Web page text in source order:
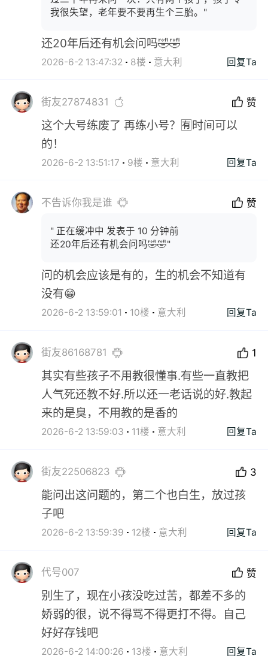
我很失望，老年要不要再生个三胎。"
还20年后还有机会问吗🤣🤣
2026-6-2 13:47:32 8楼 意大利 回复Ta
街友27874831 赞
这个大号练废了 再练小号？🈶时间可以
的！
2026-6-2 13:51:17 9楼 意大利 回复Ta
不告诉你我是谁 赞
" 正在缓冲中 发表于 10 分钟前
还20年后还有机会问吗🤣🤣"
问的机会应该是有的，生的机会不知道有
没有😁
2026-6-2 13:59:01 10楼 意大利 回复Ta
街友86168781 1
其实有些孩子不用教很懂事.有些一直教把
人气死还教不好.所以还一老话说的好.教起
来的是臭，不用教的是香的
2026-6-2 13:59:03 11楼 意大利 回复Ta
街友22506823 3
能问出这问题的，第二个也白生，放过孩
子吧
2026-6-2 13:59:39 12楼 意大利 回复Ta
代号007 赞
别生了，现在小孩没吃过苦，都差不多的
娇弱的很，说不得骂不得更打不得。自己
好好存钱吧
2026-6-2 14:00:26 13楼 意大利 回复Ta